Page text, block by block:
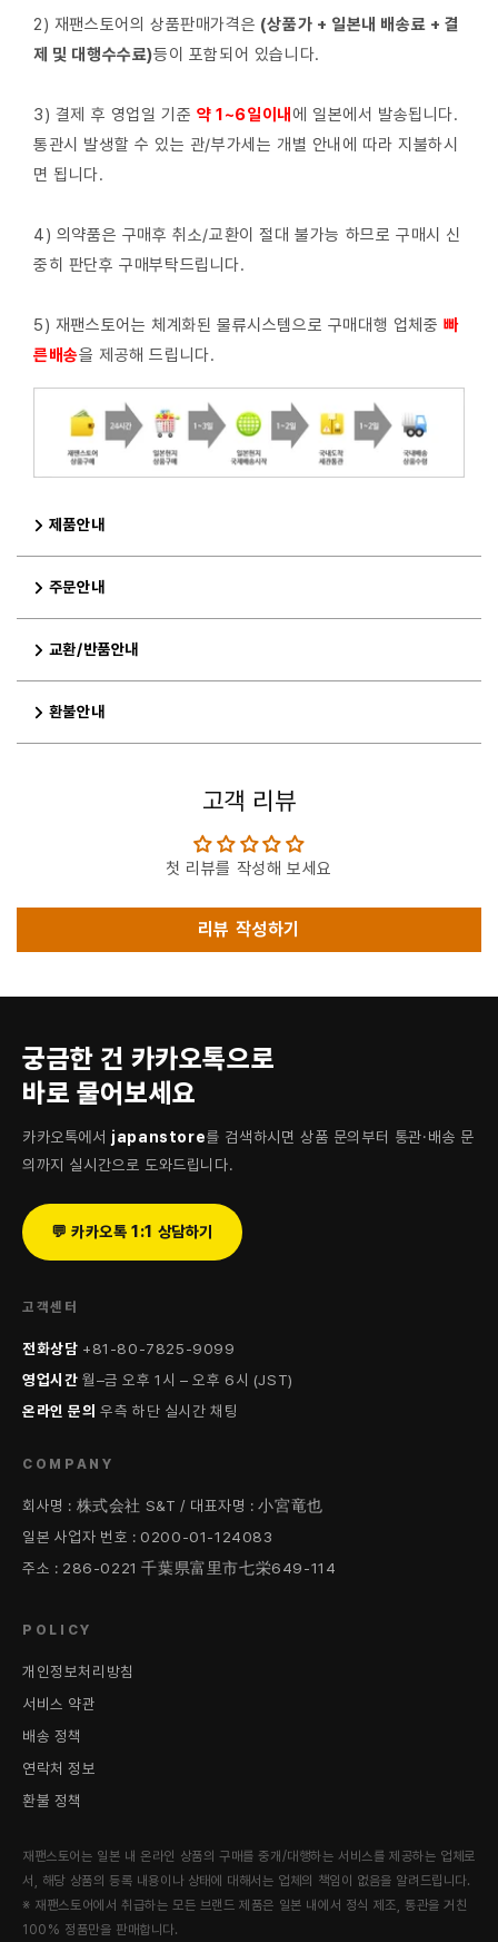
2) 재팬스토어의 상품판매가격은 (상품가 + 일본내 배송료 + 결
제 및 대행수수료)등이 포함되어 있습니다.
3) 결제 후 영업일 기준 약 1~6일이내 에 일본에서 발송됩니다.
통관시 발생할 수 있는 관/부가세는 개별 안내에 따라 지불하시
면 됩니다.
4) 의약품은 구매후 취소/교환이 절대 불가능 하므로 구매시 신
중히 판단후 구매부탁드립니다.
5) 재팬스토어는 체계화된 물류시스템으로 구매대행 업체중빠
른배송을 제공해 드립니다.
제품안내
주문안내
교환/반품안내
환불안내
고객 리뷰
첫 리뷰를 작성해 보세요
리뷰 작성하기
궁금한 건 카카오톡으로
바로 물어보세요
카카오톡에서 japanstore를 검색하시면 상품 문의부터 통관·배송 문
의까지 실시간으로 도와드립니다.
💬 카카오톡 1:1 상담하기
고객센터
전화상담 +81-80-7825-9099
영업시간 월–금 오후 1시 – 오후 6시 (JST)
온라인 문의 우측 하단 실시간 채팅
COMPANY
회사명 : 株式会社 S&T / 대표자명 : 小宮竜也
일본 사업자 번호 : 0200-01-124083
주소 : 286-0221 千葉県富里市七栄649-114
POLICY
개인정보처리방침
서비스 약관
배송 정책
연락처 정보
환불 정책
재팬스토어는 일본 내 온라인 상품의 구매를 중개/대행하는 서비스를 제공하는 업체로
서, 해당 상품의 등록 내용이나 상태에 대해서는 업체의 책임이 없음을 알려드립니다.
※ 재팬스토어에서 취급하는 모든 브랜드 제품은 일본 내에서 정식 제조, 통관을 거친
100% 정품만을 판매합니다.